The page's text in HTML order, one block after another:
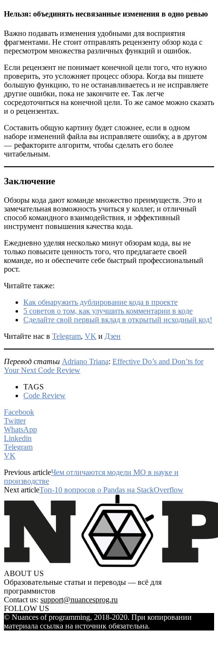
Нельзя: объединять несвязанные изменения в одно ревью
Важно подавать изменения удобными для восприятия
фрагментами. Не стоит отправлять рецензенту обзор кода с
пересмотром множества различных функций и ошибок.
Если рецензент не понимает конечной цели того, что нужно
проверить, это усложняет процесс обзора. Когда вы пишете
большую функцию, то не останавливаетесь и не исправляете
другие ошибки, пока не закончите ее. Так легче
сосредоточиться на конечной цели. То же самое можно сказать
и о рецензентах.
Составить общую картину будет сложнее, если в одном
наборе изменений файла вы исправляете ошибку, а в другом
— рефакторите алгоритм, чтобы сделать его более
читабельным.
Заключение
Обзоры кода дают команде множество преимуществ. Это и
замечательная возможность учиться у коллег, и отличный
способ командного взаимодействия, и эффективный
инструмент повышения качества кода.
Ежедневно уделяя несколько минут обзорам кода, вы не
только повысите ценность того, что предлагаете своей
команде, но и обеспечите себе быстрый профессиональный
рост.
Читайте также:
Как обнаружить дублирование кода в проекте
5 советов о том, как улучшить комментарии в коде
Сделайте свой первый вклад в открытый исходный код!
Читайте нас в Telegram, VK и Дзен
Перевод статьи Adriano Triana: Effective Do’s and Don’ts for
Your Next Code Review
TAGS
Code Review
Facebook
Twitter
WhatsApp
Linkedin
Telegram
VK
Previous articleЧем отличаются модели МО в науке и
производстве
Next articleТоп-10 вопросов о Pandas на StackOverflow
ABOUT US
Образовательные статьи и переводы — всё для
программистов
Contact us: support@nuancesprog.ru
FOLLOW US
© Nuances of programming, 2018-2020. При копировании
материала ссылка на источник обязательна.